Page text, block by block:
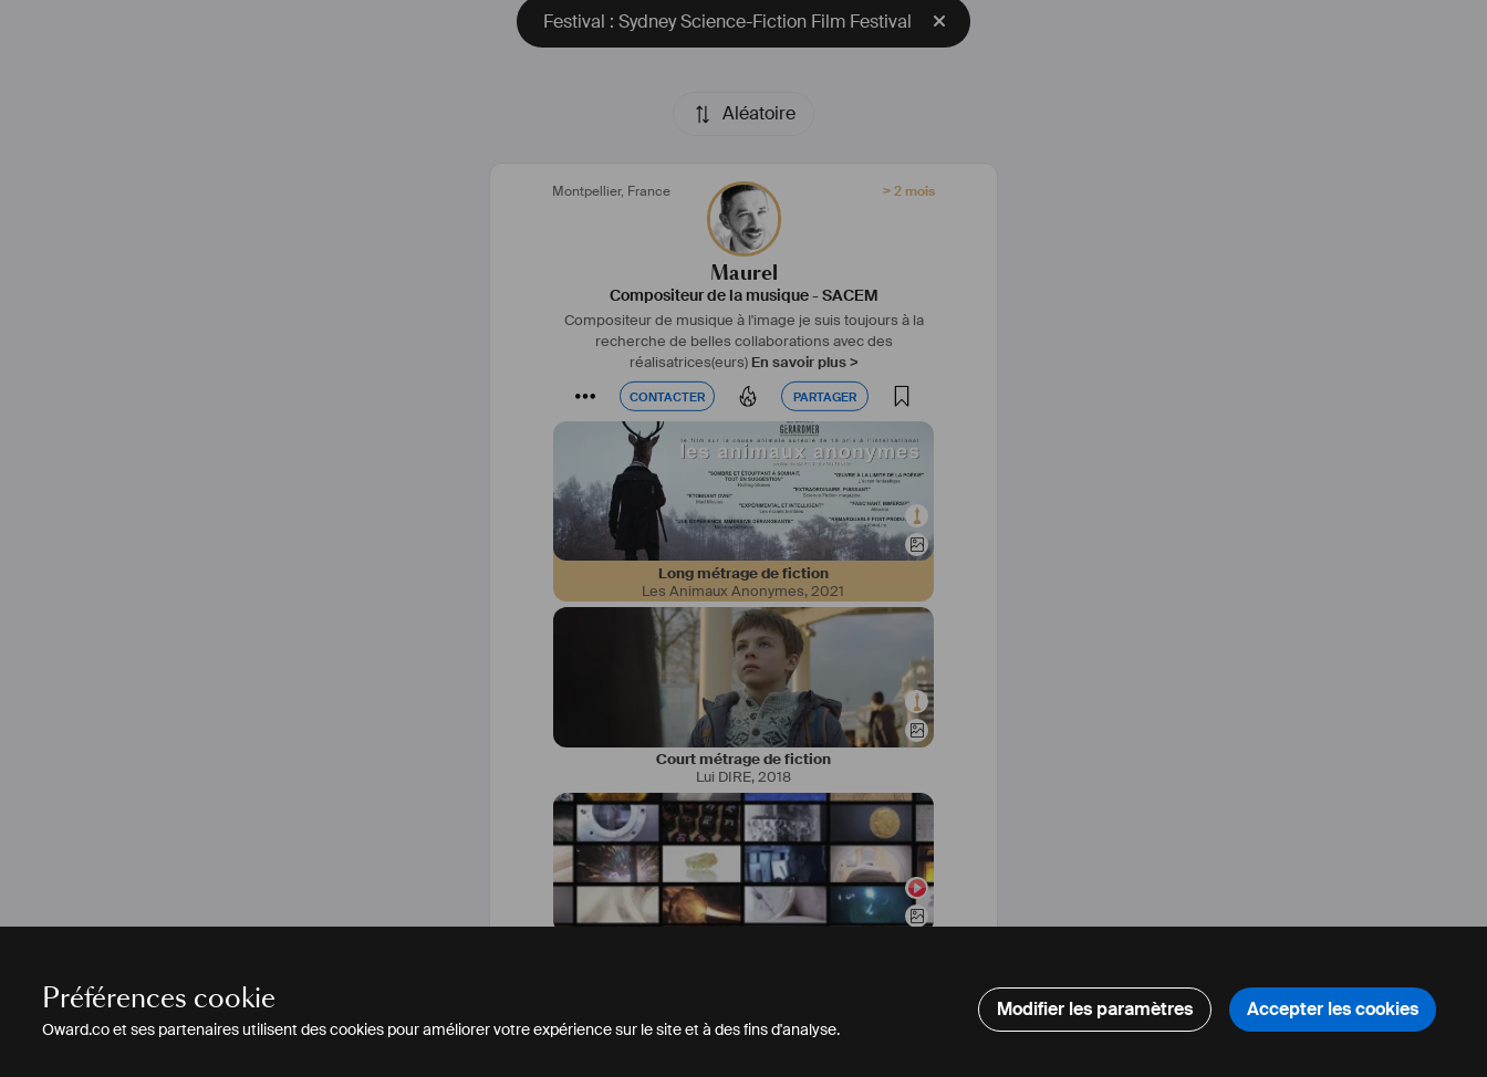
Préférences cookie
Oward.co et ses partenaires utilisent des cookies pour améliorer votre expérience sur le site et à des fins d'analyse.
Modifier les paramètres Accepter les cookies
Festival : Sydney Science-Fiction Film Festival
Aléatoire
Montpellier, France > 2 mois
Maurel
Compositeur de la musique-SACEM
Compositeur de musique à l'image je suis toujours à la
recherche de belles collaborations avec des
réalisatrices(eurs) En savoir plus >
UNIFRANCE :
https://www.unifrance.org/annuaires/personne/423130/damien-
#film #longmetrage
CONTACTER PARTAGER
CONTACTER PARTAGER
Long métrage de fiction
Les Animaux Anonymes,2021
Court métrage de fiction
Lui DIRE,2018